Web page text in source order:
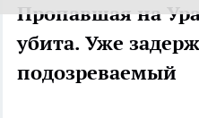
Пропавшая на
убита. Уже
подозреваемый